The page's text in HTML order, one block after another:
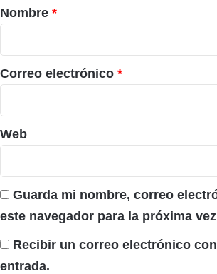
r
i
o
*
Nombre *
Correo electrónico *
Web
Guarda mi nombre, correo
este navegador para la próxima
Recibir un correo electrónico
entrada.